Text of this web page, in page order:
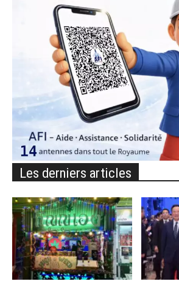
Les derniers articles